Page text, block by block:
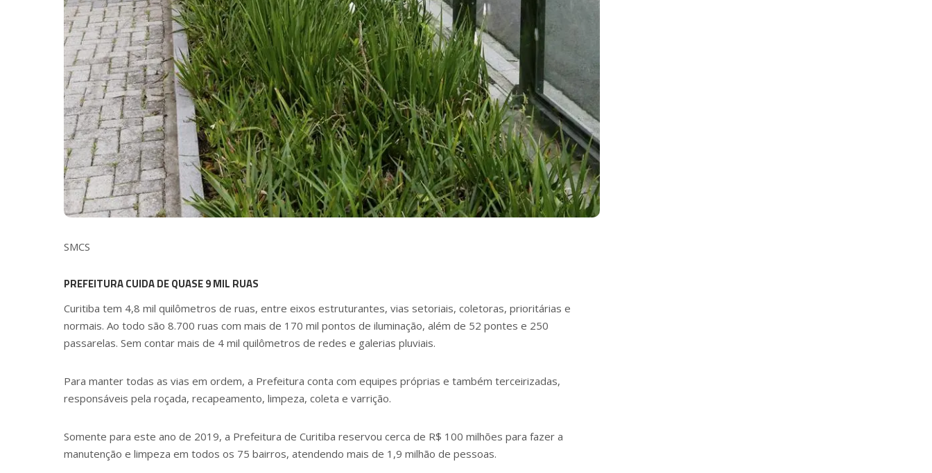
SMCS
PREFEITURA CUIDA DE QUASE 9 MIL RUAS
Curitiba tem 4,8 mil quilômetros de ruas, entre eixos estruturantes, vias setoriais, coletoras, prioritárias e
normais. Ao todo são 8.700 ruas com mais de 170 mil pontos de iluminação, além de 52 pontes e 250
passarelas. Sem contar mais de 4 mil quilômetros de redes e galerias pluviais.
Para manter todas as vias em ordem, a Prefeitura conta com equipes próprias e também terceirizadas,
responsáveis pela roçada, recapeamento, limpeza, coleta e varrição.
Somente para este ano de 2019, a Prefeitura de Curitiba reservou cerca de R$ 100 milhões para fazer a
manutenção e limpeza em todos os 75 bairros, atendendo mais de 1,9 milhão de pessoas.